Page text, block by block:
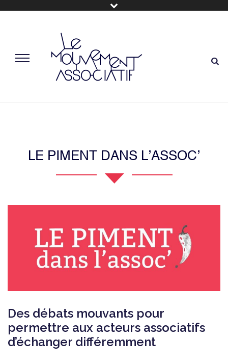
LE PIMENT DANS L’ASSOC’
Des débats mouvants pour
permettre aux acteurs associatifs
d’échanger différemment